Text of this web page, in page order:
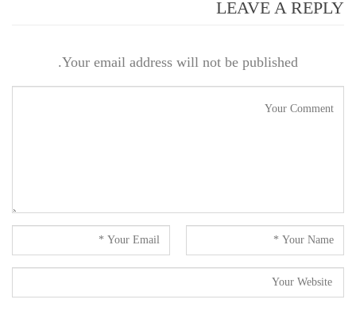
LEAVE A REPLY
Your email address will not be published.